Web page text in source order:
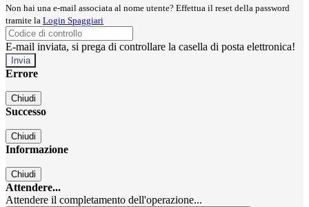
Non hai una e-mail associata al nome utente? Effettua il reset della password
tramite la Login Spaggiari
E-mail inviata, si prega di controllare la casella di posta elettronica!
Errore
Chiudi
Successo
Chiudi
Informazione
Chiudi
Attendere...
Attendere il completamento dell'operazione...